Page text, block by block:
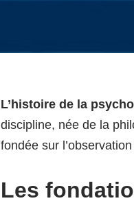
L’histoire de la
discipline, née de la
fondée sur
Les